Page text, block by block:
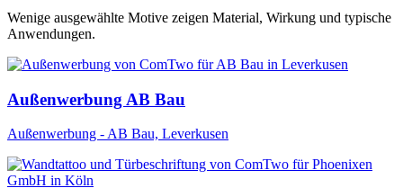
Wenige ausgewählte Motive zeigen Material, Wirkung und typische
Anwendungen.
Außenwerbung AB Bau
Außenwerbung - AB Bau, Leverkusen